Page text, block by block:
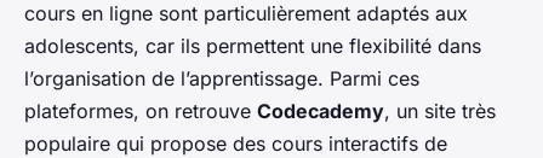
cours en ligne sont particulièrement adaptés aux
adolescents, car ils permettent une flexibilité dans
l’organisation de l’apprentissage. Parmi ces
plateformes, on retrouve Codecademy, un site très
populaire qui propose des cours interactifs de